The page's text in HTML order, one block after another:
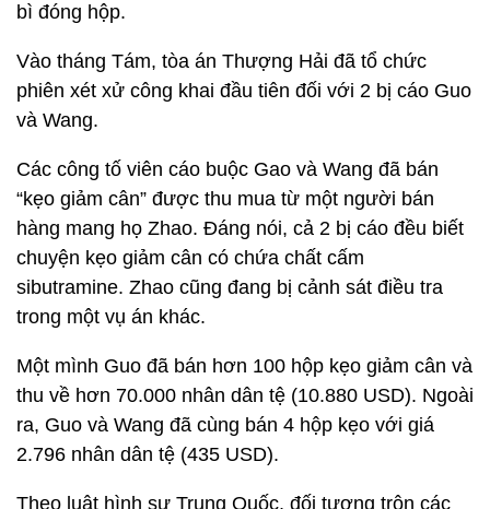
bì đóng hộp.
Vào tháng Tám, tòa án Thượng Hải đã tổ chức
phiên xét xử công khai đầu tiên đối với 2 bị cáo Guo
và Wang.
Các công tố viên cáo buộc Gao và Wang đã bán
“kẹo giảm cân” được thu mua từ một người bán
hàng mang họ Zhao. Đáng nói, cả 2 bị cáo đều biết
chuyện kẹo giảm cân có chứa chất cấm
sibutramine. Zhao cũng đang bị cảnh sát điều tra
trong một vụ án khác.
Một mình Guo đã bán hơn 100 hộp kẹo giảm cân và
thu về hơn 70.000 nhân dân tệ (10.880 USD). Ngoài
ra, Guo và Wang đã cùng bán 4 hộp kẹo với giá
2.796 nhân dân tệ (435 USD).
Theo luật hình sự Trung Quốc, đối tượng trộn các